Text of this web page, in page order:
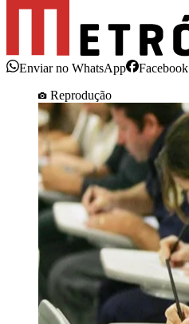
Enviar no WhatsApp Facebook
Reprodução